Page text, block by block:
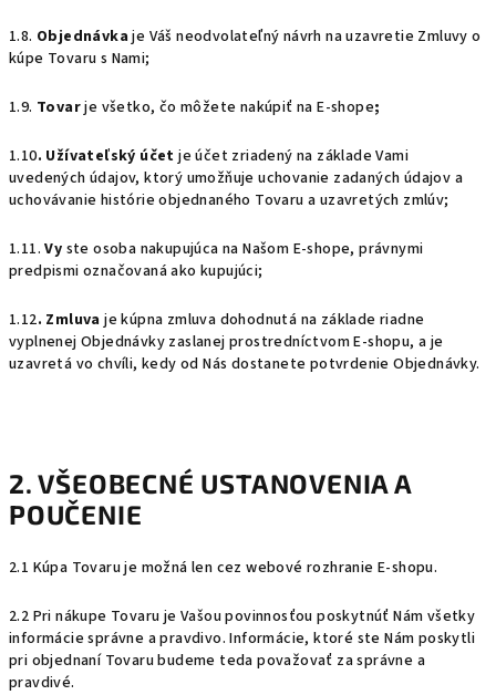
1.8. Objednávkaje Váš neodvolateľný návrh na uzavretie Zmluvy o
kúpe Tovaru s Nami;
1.9. Tovarje všetko, čo môžete nakúpiť na E-shope;
1.10. Užívateľský účetje účet zriadený na základe Vami
uvedených údajov, ktorý umožňuje uchovanie zadaných údajov a
uchovávanie histórie objednaného Tovaru a uzavretých zmlúv;
1.11. Vy ste osoba nakupujúca na Našom E-shope, právnymi
predpismi označovaná ako kupujúci;
1.12. Zmluva je kúpna zmluva dohodnutá na základe riadne
vyplnenej Objednávky zaslanej prostredníctvom E-shopu, a je
uzavretá vo chvíli, kedy od Nás dostanete potvrdenie Objednávky.
2. VŠEOBECNÉ USTANOVENIA A
POUČENIE
2.1 Kúpa Tovaru je možná len cez webové rozhranie E-shopu.
2.2 Pri nákupe Tovaru je Vašou povinnosťou poskytnúť Nám všetky
informácie správne a pravdivo. Informácie, ktoré ste Nám poskytli
pri objednaní Tovaru budeme teda považovať za správne a
pravdivé.